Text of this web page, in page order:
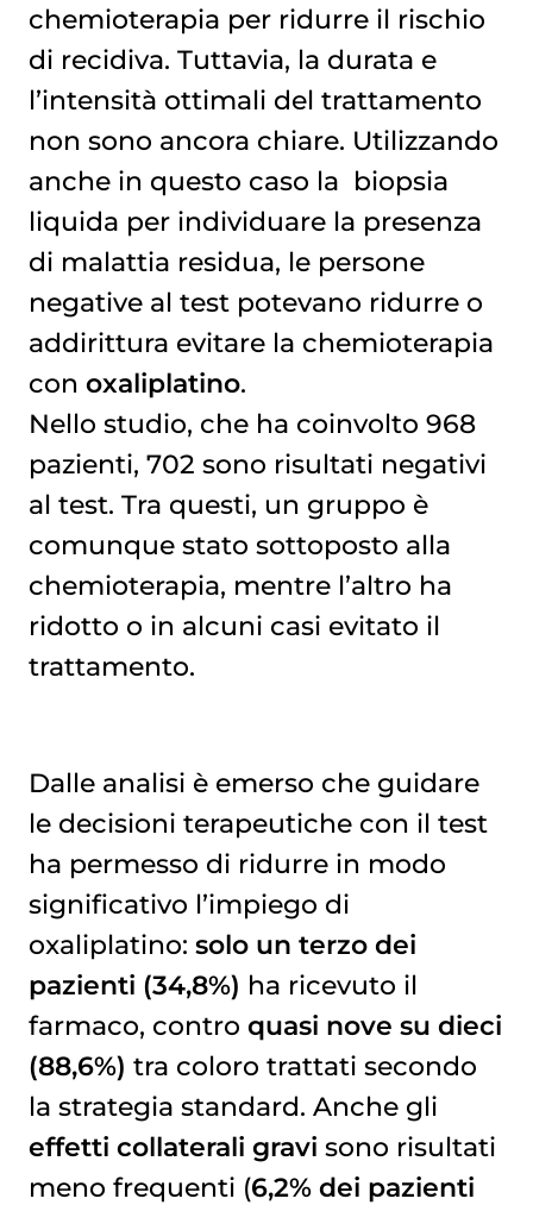
chemioterapia per ridurre il rischio
di recidiva. Tuttavia, la durata e
l’intensità ottimali del trattamento
non sono ancora chiare. Utilizzando
anche in questo caso la biopsia
liquida per individuare la presenza
di malattia residua, le persone
negative al test potevano ridurre o
addirittura evitare la chemioterapia
con oxaliplatino.
Nello studio, che ha coinvolto 968
pazienti, 702 sono risultati negativi
al test. Tra questi, un gruppo è
comunque stato sottoposto alla
chemioterapia, mentre l’altro ha
ridotto o in alcuni casi evitato il
trattamento.
Dalle analisi è emerso che guidare
le decisioni terapeutiche con il test
ha permesso di ridurre in modo
significativo l’impiego di
oxaliplatino: solo un terzo dei
pazienti (34,8%) ha ricevuto il
farmaco, contro quasi nove su dieci
(88,6%) tra coloro trattati secondo
la strategia standard. Anche gli
effetti collaterali gravi sono risultati
meno frequenti (6,2% dei pazienti